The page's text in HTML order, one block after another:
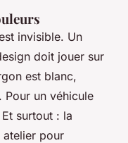
invisible. Un
doit jouer sur
est blanc,
un véhicule
surtout : la
pour